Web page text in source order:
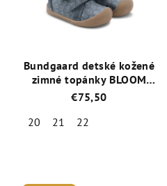
Bundgaard detské kožené
zimné topánky BLOOM
TEX BG303304-668
€75,50
20
21
22